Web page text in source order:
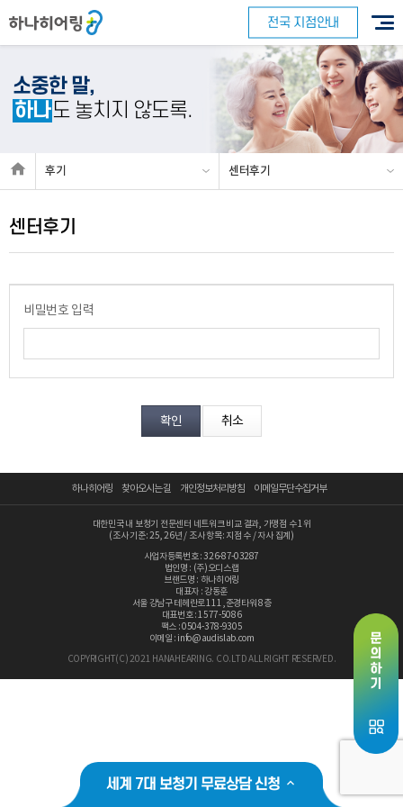
세계 7대 보청기 무료상담 신청
전국 지점안내
소중한 말,
하나도 놓치지 않도록.
후기 센터후기
센터후기
비밀번호 입력
하나히어링 찾아오시는 길 개인정보처리방침 이메일무단수집거부
대한민국 내 보청기 전문센터 네트워크 비교 결과, 가맹점 수 1위
(조사 기준: 25, 26년 / 조사 항목: 지점 수 / 자사 집계)
사업자등록번호 : 326-87-03287
법인명 : (주)오디스랩
브랜드명 : 하나히어링
대표자 : 강동훈
서울 강남구 테헤란로 111 ,준경타워 8층
대표번호 : 1577-5086
팩스 : 0504-378-9305
이메일 : info@audislab.com
COPYRIGHT(C) 2021 HANAHEARING. CO.LTD ALL RIGHT RESERVED.
바로 예약하기
이름
센터
내용
개인정보 수집, 이용에 동의합니다.
[자세히보기]